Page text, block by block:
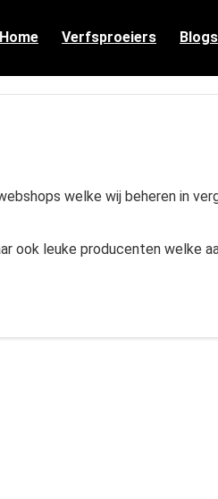
Home Verfsproeiers Blogs
welke wij beheren in
ook leuke producenten welke